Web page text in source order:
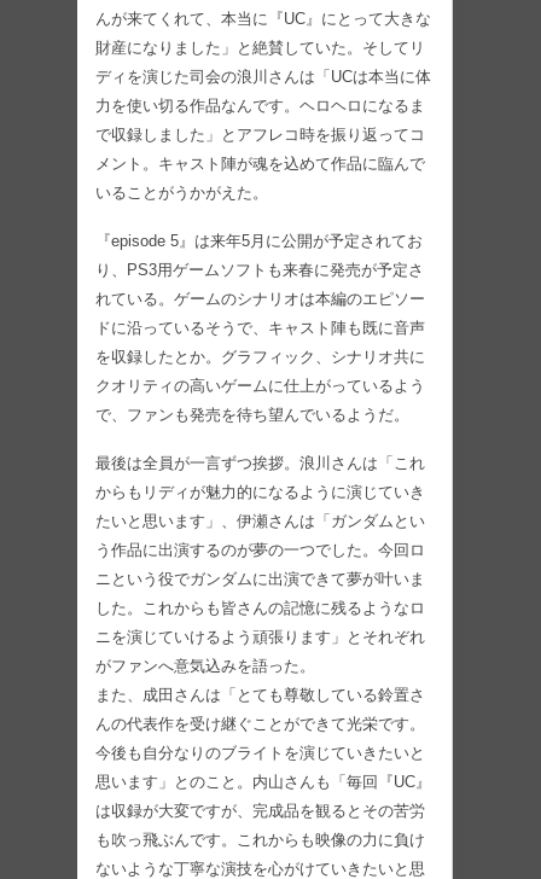
んが来てくれて、本当に『UC』にとって大きな
財産になりました」と絶賛していた。そしてリ
ディを演じた司会の浪川さんは「UCは本当に体
力を使い切る作品なんです。ヘロヘロになるま
で収録しました」とアフレコ時を振り返ってコ
メント。キャスト陣が魂を込めて作品に臨んで
いることがうかがえた。
『episode 5』は来年5月に公開が予定されてお
り、PS3用ゲームソフトも来春に発売が予定さ
れている。ゲームのシナリオは本編のエピソー
ドに沿っているそうで、キャスト陣も既に音声
を収録したとか。グラフィック、シナリオ共に
クオリティの高いゲームに仕上がっているよう
で、ファンも発売を待ち望んでいるようだ。
最後は全員が一言ずつ挨拶。浪川さんは「これ
からもリディが魅力的になるように演じていき
たいと思います」、伊瀬さんは「ガンダムとい
う作品に出演するのが夢の一つでした。今回ロ
ニという役でガンダムに出演できて夢が叶いま
した。これからも皆さんの記憶に残るようなロ
ニを演じていけるよう頑張ります」とそれぞれ
がファンへ意気込みを語った。
また、成田さんは「とても尊敬している鈴置さ
んの代表作を受け継ぐことができて光栄です。
今後も自分なりのブライトを演じていきたいと
思います」とのこと。内山さんも「毎回『UC』
は収録が大変ですが、完成品を観るとその苦労
も吹っ飛ぶんです。これからも映像の力に負け
ないような丁寧な演技を心がけていきたいと思